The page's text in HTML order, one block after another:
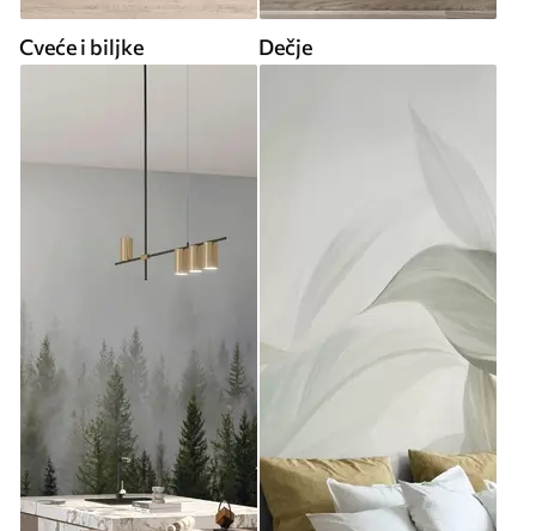
Cveće i biljke Dečje